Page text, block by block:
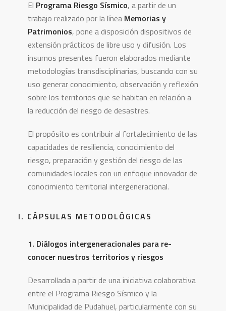
El Programa Riesgo Sísmico, a partir de un
trabajo realizado por la línea Memorias y
Patrimonios, pone a disposición dispositivos de
extensión prácticos de libre uso y difusión. Los
insumos presentes fueron elaborados mediante
metodologías transdisciplinarias, buscando con su
uso generar conocimiento, observación y reflexión
sobre los territorios que se habitan en relación a
la reducción del riesgo de desastres.
El propósito es contribuir al fortalecimiento de las
capacidades de resiliencia, conocimiento del
riesgo, preparación y gestión del riesgo de las
comunidades locales con un enfoque innovador de
conocimiento territorial intergeneracional.
I. CÁPSULAS METODOLÓGICAS
1. Diálogos intergeneracionales para re-
conocer nuestros territorios y riesgos
Desarrollada a partir de una iniciativa colaborativa
entre el Programa Riesgo Sísmico y la
Municipalidad de Pudahuel, particularmente con su